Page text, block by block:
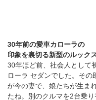
30年前の愛車カローラの
印象を裏切る新型のルック
30年ほど前、社会人として
ローラ セダンでした。そ
が今の妻で、娘たちが生ま
たね。別のクルマを2台乗